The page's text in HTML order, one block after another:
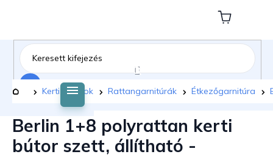
tartalomhoz
Kosár
Kezdőlap
Kerti bútorok Rattangarnitúrák Étkezőgarnitúra
Berlin 1+8 polyrattan kerti
bútor szett, állítható -